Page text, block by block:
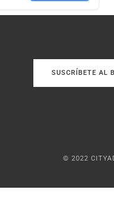
SUSCRÍBETE AL
© 2022